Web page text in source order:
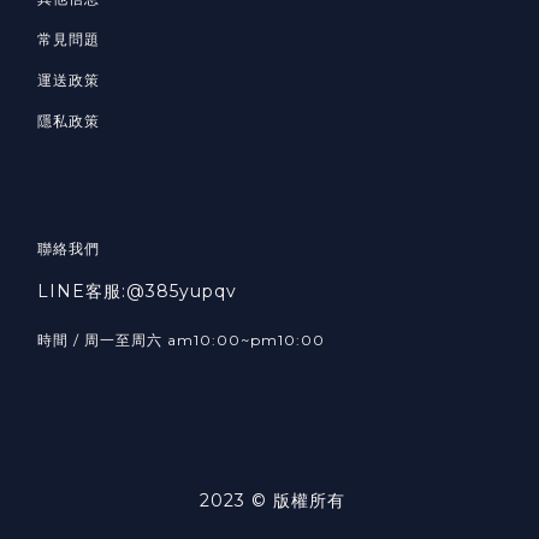
常見問題
運送政策
隱私政策
聯絡我們
LINE客服:@385yupqv
時間 / 周一至周六 am10:00~pm10:00
2023 © 版權所有